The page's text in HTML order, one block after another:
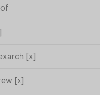
[x]
[x]